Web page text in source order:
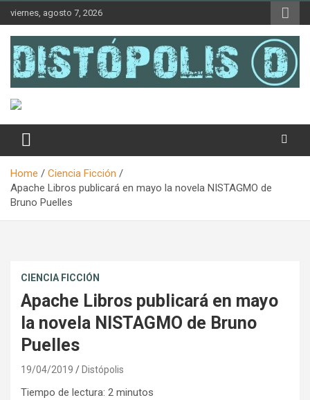
content
viernes, agosto 7, 2026
Distópolis
Home
Ciencia Ficción
Apache Libros publicará en mayo la novela NISTAGMO de
Bruno Puelles
CIENCIA FICCIÓN
Apache Libros publicará en mayo
la novela NISTAGMO de Bruno
Puelles
19/04/2019 Distópolis
Tiempo de lectura: 2 minutos